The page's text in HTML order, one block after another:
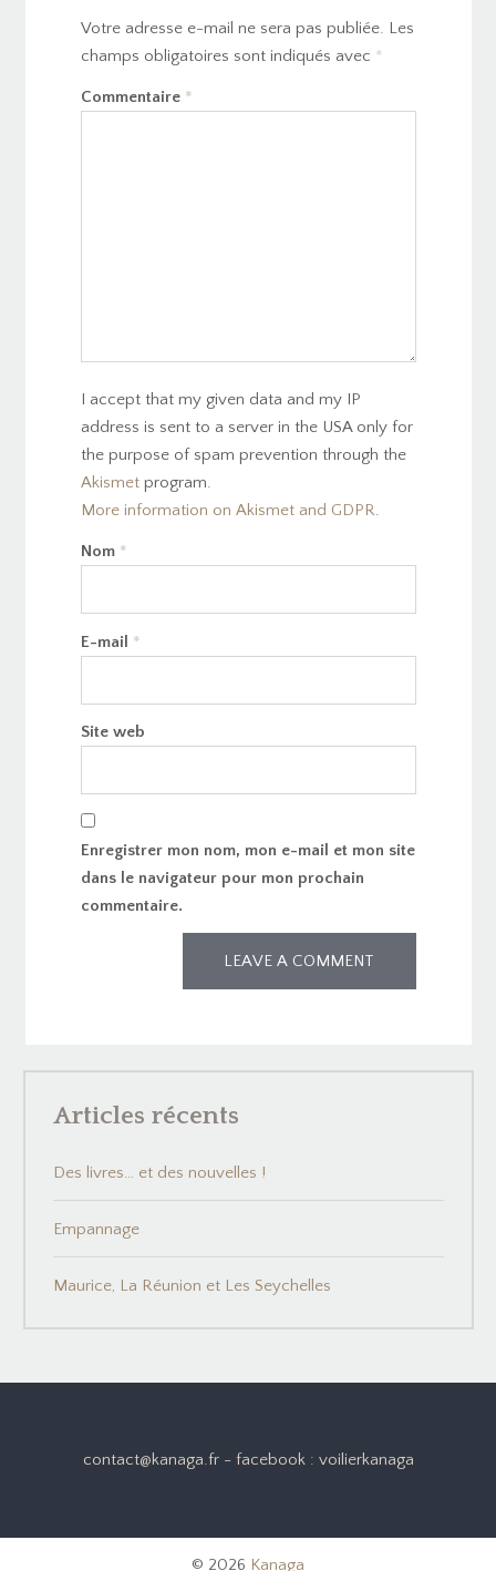
Votre adresse e-mail ne sera pas publiée. Les
champs obligatoires sont indiqués avec *
Commentaire *
I accept that my given data and my IP
address is sent to a server in the USA only for
the purpose of spam prevention through the
Akismetprogram.
More information on Akismet and GDPR.
Nom *
E-mail *
Site web
Enregistrer mon nom, mon e-mail et mon site
dans le navigateur pour mon prochain
commentaire.
Articles récents
Des livres… et des nouvelles !
Empannage
Maurice, La Réunion et Les Seychelles
contact@kanaga.fr - facebook : voilierkanaga
© 2026 Kanaga